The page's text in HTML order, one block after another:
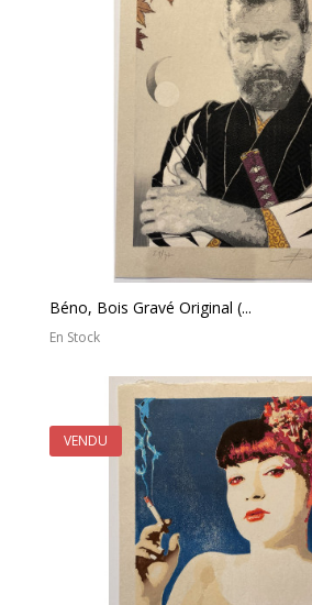
Béno, Bois Gravé Original (...
En Stock
VENDU